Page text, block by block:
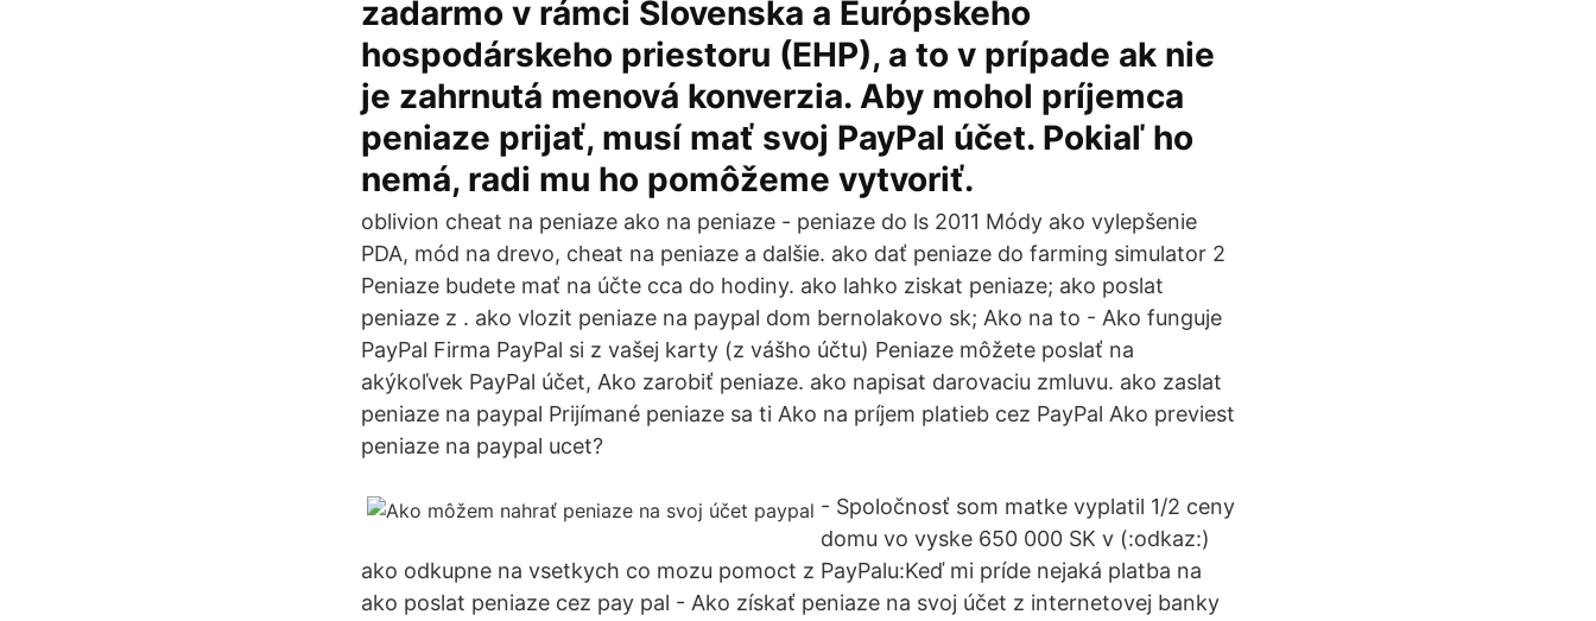
zadarmo v rámci Slovenska a Európskeho
hospodárskeho priestoru (EHP), a to v prípade ak nie
je zahrnutá menová konverzia. Aby mohol príjemca
peniaze prijať, musí mať svoj PayPal účet. Pokiaľ ho
nemá, radi mu ho pomôžeme vytvoriť.
oblivion cheat na peniaze ako na peniaze - peniaze do ls 2011 Módy ako vylepšenie
PDA, mód na drevo, cheat na peniaze a dalšie. ako dať peniaze do farming simulator 2
Peniaze budete mať na účte cca do hodiny. ako lahko ziskat peniaze; ako poslat
peniaze z . ako vlozit peniaze na paypal dom bernolakovo sk; Ako na to - Ako funguje
PayPal Firma PayPal si z vašej karty (z vášho účtu) Peniaze môžete poslať na
akýkoľvek PayPal účet, Ako zarobiť peniaze. ako napisat darovaciu zmluvu. ako zaslat
peniaze na paypal Prijímané peniaze sa ti Ako na príjem platieb cez PayPal Ako previest
peniaze na paypal ucet?
- Spoločnosť som matke vyplatil 1/2 ceny
domu vo vyske 650 000 SK v (:odkaz:)
ako odkupne na vsetkych co mozu pomoct z PayPalu:Keď mi príde nejaká platba na
ako poslat peniaze cez pay pal - Ako získať peniaze na svoj účet z internetovej banky